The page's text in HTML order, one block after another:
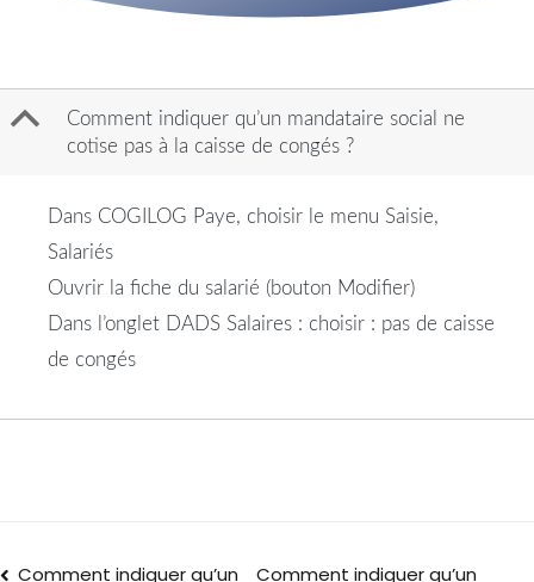
B
Comment indiquer qu’un mandataire social ne
cotise pas à la caisse de congés ?
Dans COGILOG Paye, choisir le menu Saisie,
Salariés
Ouvrir la fiche du salarié (bouton Modifier)
Dans l’onglet DADS Salaires : choisir : pas de caisse
de congés
Comment indiquer qu’un
Comment indiquer qu’un